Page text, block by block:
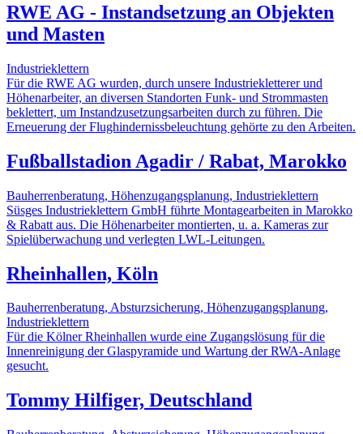
RWE AG - Instandsetzung an Objekten
und Masten
Industrieklettern
Für die RWE AG wurden, durch unsere Industriekletterer und
Höhenarbeiter, an diversen Standorten Funk- und Strommasten
beklettert, um Instandzusetzungsarbeiten durch zu führen. Die
Erneuerung der Flughindernissbeleuchtung gehörte zu den Arbeiten.
Fußballstadion Agadir / Rabat, Marokko
Bauherrenberatung, Höhenzugangsplanung, Industrieklettern
Süsges Industrieklettern GmbH führte Montagearbeiten in Marokko
& Rabatt aus. Die Höhenarbeiter montierten, u. a. Kameras zur
Spielüberwachung und verlegten LWL-Leitungen.
Rheinhallen, Köln
Bauherrenberatung, Absturzsicherung, Höhenzugangsplanung,
Industrieklettern
Für die Kölner Rheinhallen wurde eine Zugangslösung für die
Innenreinigung der Glaspyramide und Wartung der RWA-Anlage
gesucht.
Tommy Hilfiger, Deutschland